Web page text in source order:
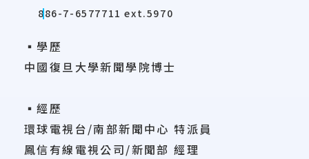
886-7-6577711 ext.5970
▪學歷
中國復旦大學新聞學院博士
▪經歷
環球電視台/南部新聞中心 特派員
鳳信有線電視公司/新聞部 經理